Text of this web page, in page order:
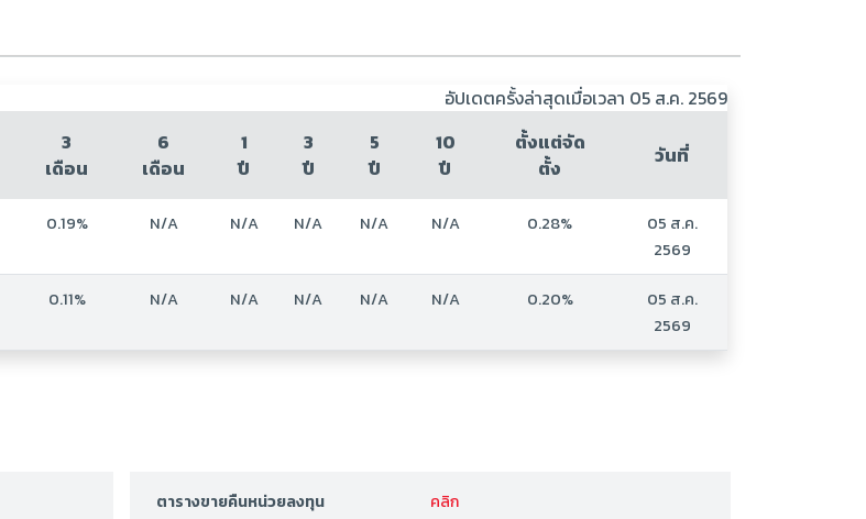
อัปเดตครั้งล่าสุดเมื่อเวลา 05 ส.ค. 2569
3
เดือน
6
เดือน
1
ปี
3
ปี
5
ปี
10
ปี
ตั้งแต่จัด
ตั้ง
วันที่
0.19% N/A N/A N/A N/A N/A 0.28%
05 ส.ค.
2569
0.11% N/A N/A N/A N/A N/A 0.20%
05 ส.ค.
2569
ตารางขายคืนหน่วยลงทุน คลิก